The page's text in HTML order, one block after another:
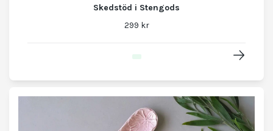
Skedstöd i Stengods
299 kr